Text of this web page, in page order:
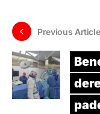
Previous Article